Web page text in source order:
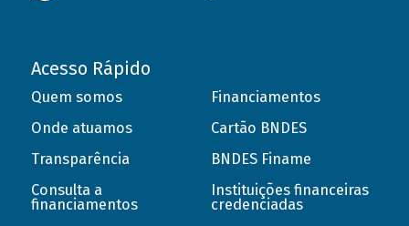
Acesso Rápido
Quem somos
Onde atuamos
Transparência
Consulta a
financiamentos
Financiamentos
Cartão BNDES
BNDES Finame
Instituições financeiras
credenciadas